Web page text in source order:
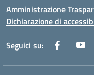
Amministrazione
Dichiarazione di
Seguici su: